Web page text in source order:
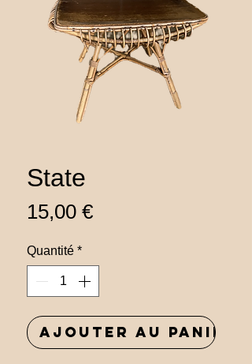
State
15,00 €Prix
Quantité *
Ajouter au panier